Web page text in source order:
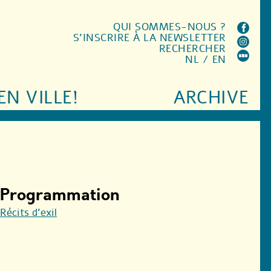
VILLE! ARCHIVE
QUI SOMMES-NOUS ?
S'INSCRIRE À LA NEWSLETTER
RECHERCHER
NL / EN
Programmation
Récits d’exil